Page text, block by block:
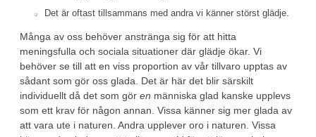
Det är oftast tillsammans med andra vi känner störst glädje.
Många av oss behöver anstränga sig för att hitta
meningsfulla och sociala situationer där glädje ökar. Vi
behöver se till att en viss proportion av vår tillvaro upptas av
sådant som gör oss glada. Det är här det blir särskilt
individuellt då det som gör en människa glad kanske upplevs
som ett krav för någon annan. Vissa känner sig mer glada av
att vara ute i naturen. Andra upplever oro i naturen. Vissa